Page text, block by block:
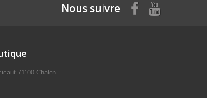
Nous suivre
71100 Chalon-